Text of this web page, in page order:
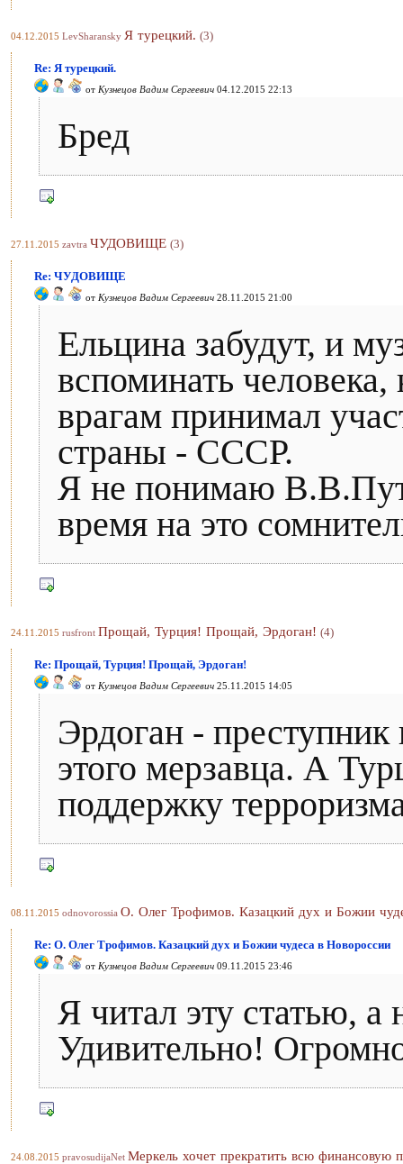
04.12.2015 LevSharansky Я турецкий. (3)
Re: Я турецкий.
от Кузнецов Вадим Сергеевич 04.12.2015 22:13
Бред
27.11.2015 zavtra ЧУДОВИЩЕ (3)
Re: ЧУДОВИЩЕ
от Кузнецов Вадим Сергеевич 28.11.2015 21:00
Ельцина забудут, и
вспоминать
врагам принимал
страны - СССР.
Я не понимаю
время на это
24.11.2015 rusfront Прощай, Турция! Прощай, Эрдоган! (4)
Re: Прощай, Турция! Прощай, Эрдоган!
от Кузнецов Вадим Сергеевич 25.11.2015 14:05
Эрдоган -
этого мерзавца. А
поддержку
08.11.2015 odnovorossia О. Олег Трофимов. Казацкий дух и Божии
Re: О. Олег Трофимов. Казацкий дух и Божии чудеса в Новороссии
от Кузнецов Вадим Сергеевич 09.11.2015 23:46
Я читал эту статью,
Удивительно!
24.08.2015 pravosudijaNet Меркель хочет прекратить всю финансовую